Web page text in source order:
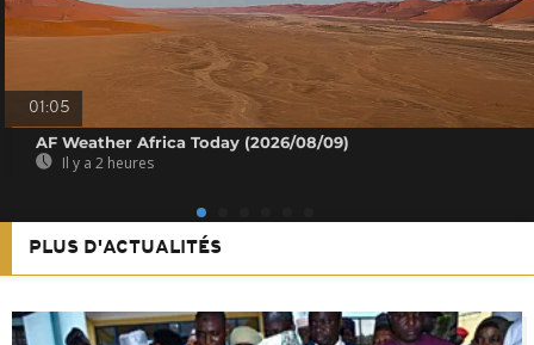
01:05
AF Weather Africa Today (2026/08/09)
Il y a 2 heures
PLUS D'ACTUALITÉS